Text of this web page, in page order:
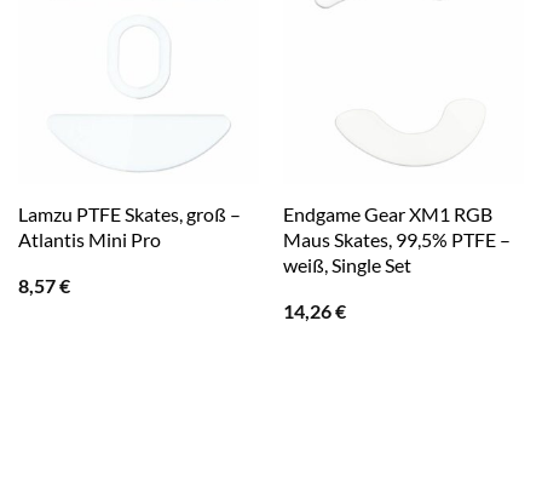
Lamzu PTFE Skates, groß –
Atlantis Mini Pro
8,57€
Endgame Gear XM1 RGB
Maus Skates, 99,5% PTFE –
weiß, Single Set
14,26€